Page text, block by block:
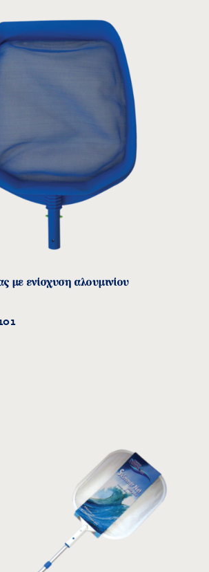
με ενίσχυση αλουμινίου